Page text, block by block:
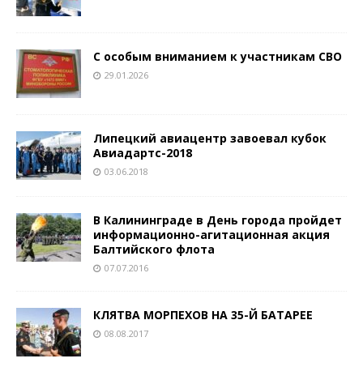
С особым вниманием к участникам СВО
29.01.2026
Липецкий авиацентр завоевал кубок
Авиадартс-2018
03.06.2018
В Калининграде в День города пройдет
информационно-агитационная акция
Балтийского флота
07.07.2016
КЛЯТВА МОРПЕХОВ НА 35-Й БАТАРЕЕ
08.08.2017